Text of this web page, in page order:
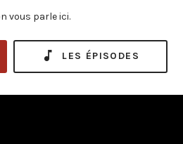
vous parle ici.
LES ÉPISODES